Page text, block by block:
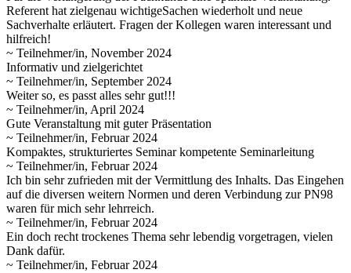
Referent hat zielgenau wichtigeSachen wiederholt und neue
Sachverhalte erläutert. Fragen der Kollegen waren interessant und
hilfreich!
~ Teilnehmer/in, November 2024
Informativ und zielgerichtet
~ Teilnehmer/in, September 2024
Weiter so, es passt alles sehr gut!!!
~ Teilnehmer/in, April 2024
Gute Veranstaltung mit guter Präsentation
~ Teilnehmer/in, Februar 2024
Kompaktes, strukturiertes Seminar kompetente Seminarleitung
~ Teilnehmer/in, Februar 2024
Ich bin sehr zufrieden mit der Vermittlung des Inhalts. Das Eingehen
auf die diversen weitern Normen und deren Verbindung zur PN98
waren für mich sehr lehrreich.
~ Teilnehmer/in, Februar 2024
Ein doch recht trockenes Thema sehr lebendig vorgetragen, vielen
Dank dafür.
~ Teilnehmer/in, Februar 2024